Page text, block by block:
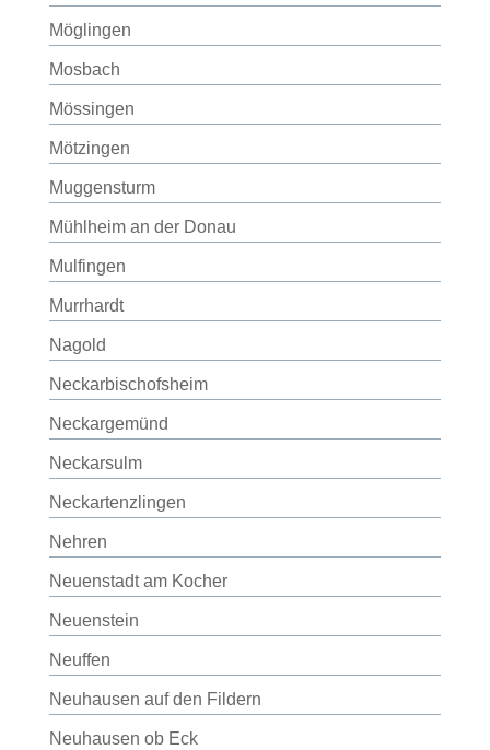
Möglingen
Mosbach
Mössingen
Mötzingen
Muggensturm
Mühlheim an der Donau
Mulfingen
Murrhardt
Nagold
Neckarbischofsheim
Neckargemünd
Neckarsulm
Neckartenzlingen
Nehren
Neuenstadt am Kocher
Neuenstein
Neuffen
Neuhausen auf den Fildern
Neuhausen ob Eck